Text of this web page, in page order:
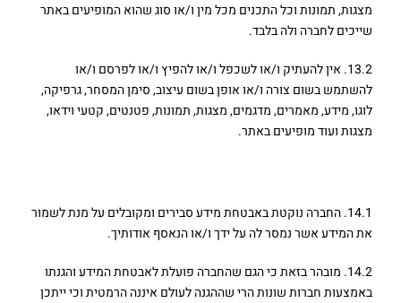
מצגות, תמונות וכל התכנים מכל מין ו/או סוג שהוא המופיעים באתר
שייכים לחברה ולה בלבד.
13.2. אין להעתיק ו/או לשכפל ו/או להפיץ ו/או לפרסם ו/או
להשתמש בשום צורה ו/או אופן בשום עיצוב, סימן המסחר, גרפיקה,
לוגו, מידע, מאמרים, מדגמים, מצגות, תמונות, פטנטים, קטעי וידאו,
מצגות ועוד מופיעים באתר.
14.1. החברה נוקטת באבטחת מידע סבירים ומקובלים על מנת לשמור
את המידע אשר נמסר לה על ידך ו/או הנאסף אודותיך.
14.2. מובהר בזאת כי הגם שהחברה פועלת לאבטחת המידע והגנתו
באמצעות חברות שונות הרי שההגנה לעולם איננה הרמטית וכי ייתכן